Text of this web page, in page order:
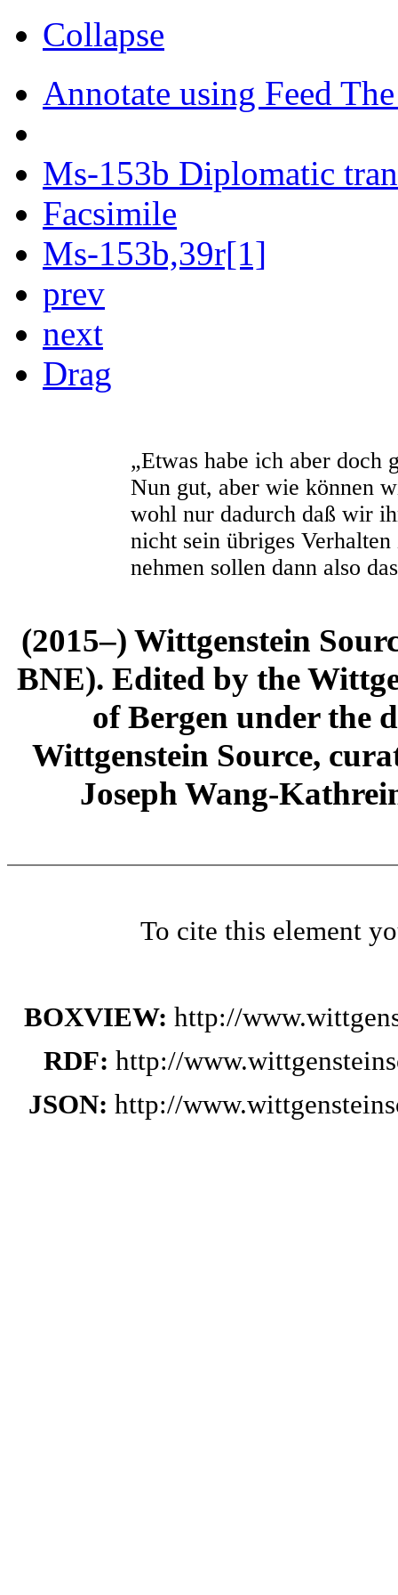
Collapse
Annotate using Feed
Ms-153b Diplomatic
Facsimile
Ms-153b,39r[1]
prev
next
Drag
„Etwas habe ich aber doch
Nun gut, aber wie können
wohl nur dadurch daß wir
nicht sein übriges
nehmen sollen dann also
(2015–) Wittgenstein
BNE). Edited by the
of Bergen under the
Wittgenstein Source,
Joseph Wang-
To cite this element
BOXVIEW: http://
RDF: http://
JSON: http://